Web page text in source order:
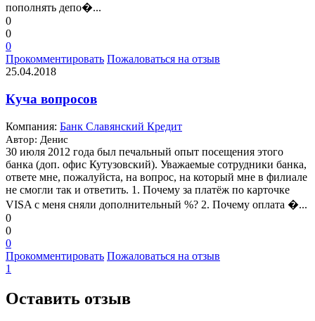
пополнять депо�...
0
0
0
Прокомментировать Пожаловаться на отзыв
25.04.2018
Куча вопросов
Компания: Банк Славянский Кредит
Автор: Денис
30 июля 2012 года был печальный опыт посещения этого
банка (доп. офис Кутузовский). Уважаемые сотрудники банка,
ответе мне, пожалуйста, на вопрос, на который мне в филиале
не смогли так и ответить. 1. Почему за платёж по карточке
VISA с меня сняли дополнительный %? 2. Почему оплата �...
0
0
0
Прокомментировать Пожаловаться на отзыв
1
Оставить отзыв